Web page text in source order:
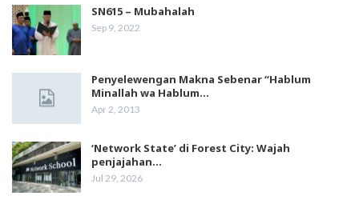
SN615 – Mubahalah
Sep 9, 2022
Penyelewengan Makna Sebenar “Hablum
Minallah wa Hablum…
Apr 2, 2013
‘Network State’ di Forest City: Wajah
penjajahan…
Jul 29, 2026